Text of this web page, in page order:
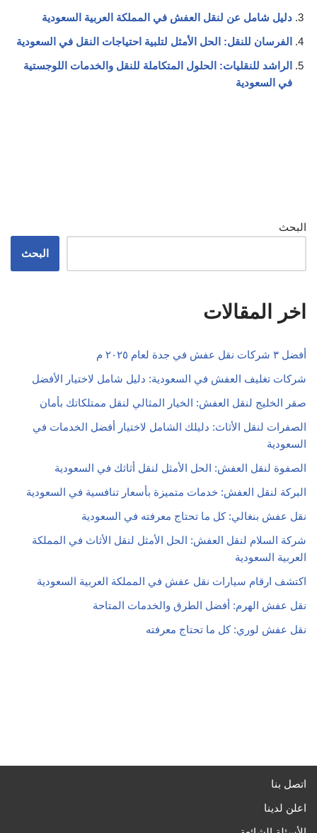
دليل شامل عن لنقل العفش في المملكة العربية السعودية
الفرسان للنقل: الحل الأمثل لتلبية احتياجات النقل في السعودية
الراشد للنقليات: الحلول المتكاملة للنقل والخدمات اللوجستية
في السعودية
البحث
البحث
اخر المقالات
أفضل ٣ شركات نقل عفش في جدة لعام ٢٠٢٥ م
شركات تغليف العفش في السعودية: دليل شامل لاختيار الأفضل
صقر الخليج لنقل العفش: الخيار المثالي لنقل ممتلكاتك بأمان
الصفرات لنقل الأثاث: دليلك الشامل لاختيار أفضل الخدمات في
السعودية
الصفوة لنقل العفش: الحل الأمثل لنقل أثاثك في السعودية
البركة لنقل العفش: خدمات متميزة بأسعار تنافسية في السعودية
نقل عفش بنغالي: كل ما تحتاج معرفته في السعودية
شركة السلام لنقل العفش: الحل الأمثل لنقل الأثاث في المملكة
العربية السعودية
اكتشف ارقام سيارات نقل عفش في المملكة العربية السعودية
نقل عفش الهرم: أفضل الطرق والخدمات المتاحة
نقل عفش لوري: كل ما تحتاج معرفته
اتصل بنا
اعلن لدينا